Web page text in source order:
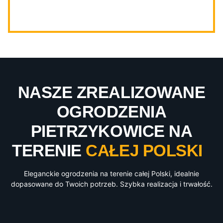
NASZE ZREALIZOWANE
OGRODZENIA
PIETRZYKOWICE NA
TERENIE CAŁEJ POLSKI
Eleganckie ogrodzenia na terenie całej Polski, idealnie
dopasowane do Twoich potrzeb. Szybka realizacja i trwałość.